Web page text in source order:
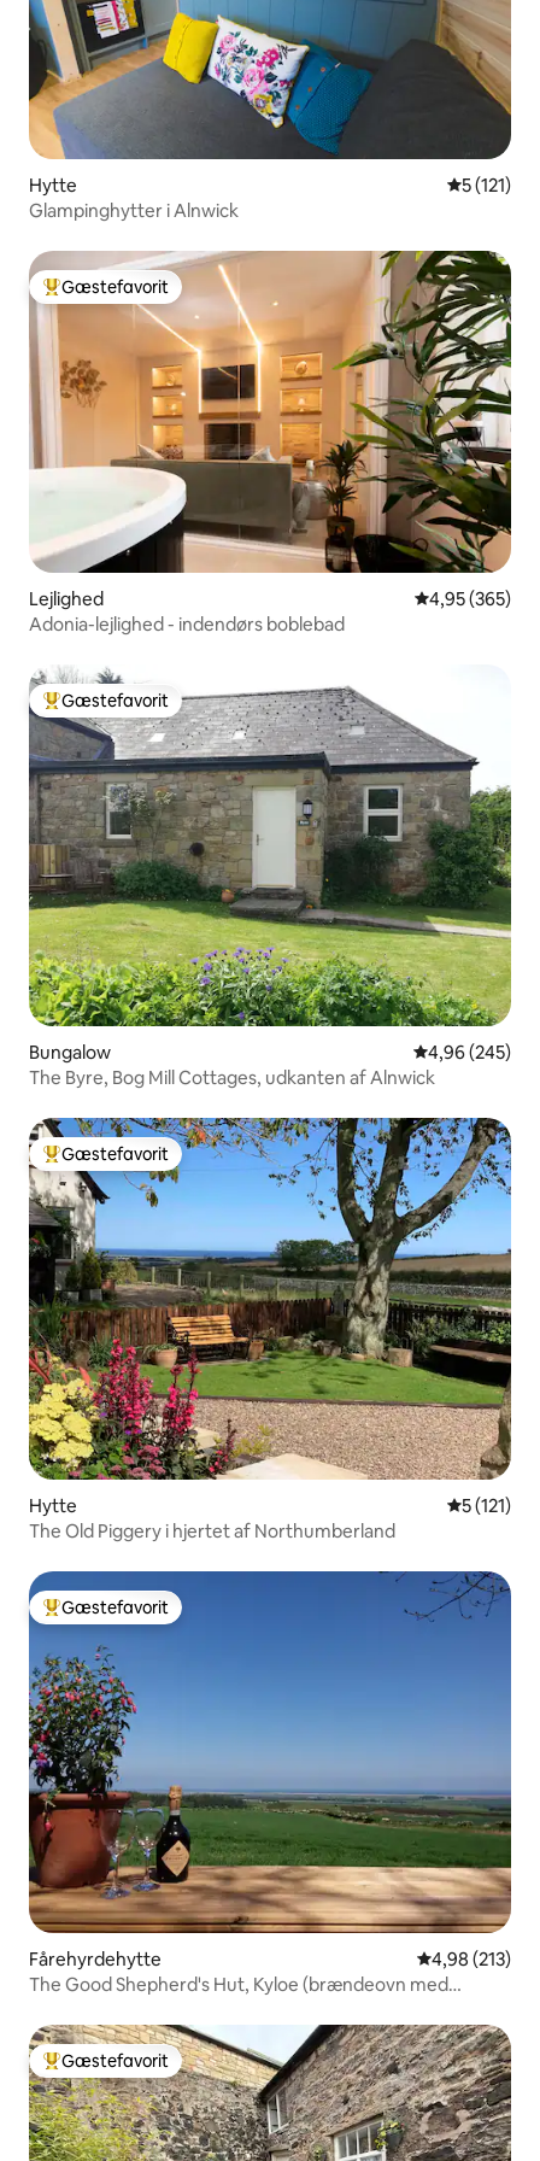
Hytte 5 ud af 5 i
5 (121)
Glampinghytter i Alnwick
Bedste gæstefavorit
Gæstefavorit
Lejlighed 4,95 ud af 5 i
4,95 (365)
Adonia-lejlighed - indendørs boblebad
Bedste gæstefavorit
Gæstefavorit
Bungalow 4,96 ud af 5 i
4,96 (245)
The Byre, Bog Mill Cottages, udkanten af Alnwick
Bedste gæstefavorit
Gæstefavorit
Hytte 5 ud af 5 i
5 (121)
The Old Piggery i hjertet af Northumberland
Bedste gæstefavorit
Gæstefavorit
Fårehyrdehytte 4,98 ud af 5 i
4,98 (213)
The Good Shepherd's Hut, Kyloe (brændeovn med
Bedste gæstefavorit
Gæstefavorit